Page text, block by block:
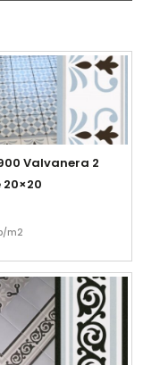
Valvanera 2
20×20
m2